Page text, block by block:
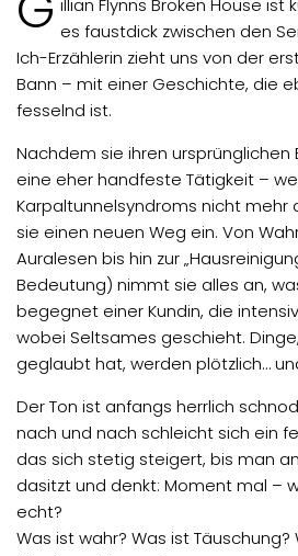
es faustdick zwischen den
Ich-Erzählerin zieht uns von der
Bann – mit einer Geschichte, die
fesselnd ist.
Nachdem sie ihren ursprünglichen
eine eher handfeste Tätigkeit –
Karpaltunnelsyndroms nicht mehr
sie einen neuen Weg ein. Von
Auralesen bis hin zur
Bedeutung) nimmt sie alles an,
begegnet einer Kundin, die
wobei Seltsames geschieht.
geglaubt hat, werden plötzlich…
Der Ton ist anfangs herrlich
nach und nach schleicht sich ein
das sich stetig steigert, bis man
dasitzt und denkt: Moment mal –
echt?
Was ist wahr? Was ist